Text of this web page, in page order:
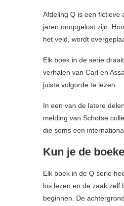
Afdeling Q is een fictieve
jaren onopgelost zijn.
het veld, wordt
Elk boek in de serie
verhalen van Carl en
juiste volgorde te lezen.
In een van de latere
melding van Schotse
die soms een
Kun je de
Elk boek in de Q serie
los lezen en de zaak zelf
beginnen. De